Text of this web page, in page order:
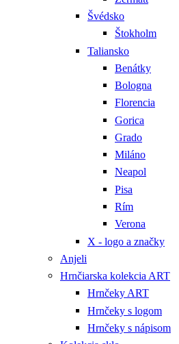
Švédsko
Štokholm
Taliansko
Benátky
Bologna
Florencia
Gorica
Grado
Miláno
Neapol
Pisa
Rím
Verona
X - logo a značky
Anjeli
Hrnčiarska kolekcia ART
Hrnčeky ART
Hrnčeky s logom
Hrnčeky s nápisom